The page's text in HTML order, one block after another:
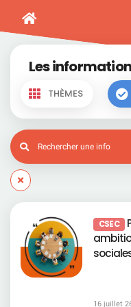
Les
THÈMES
CSEC
16 juillet